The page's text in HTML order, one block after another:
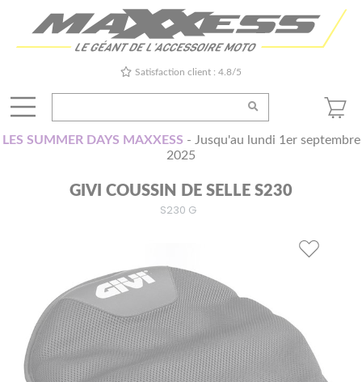
Satisfaction client : 4.8/5
LES SUMMER DAYS MAXXESS - Jusqu'au lundi 1er septembre
2025
GIVI COUSSIN DE SELLE S230
S230 G